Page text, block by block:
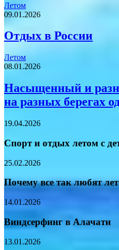
Летом
09.01.2026
Отдых в России
Летом
08.01.2026
Насыщенный и
на разных берегах
19.04.2026
Спорт и отдых летом с
25.02.2026
Почему все так любят
14.01.2026
Виндсерфинг в Алачати
13.01.2026